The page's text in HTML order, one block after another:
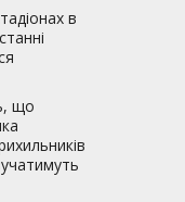
в
що